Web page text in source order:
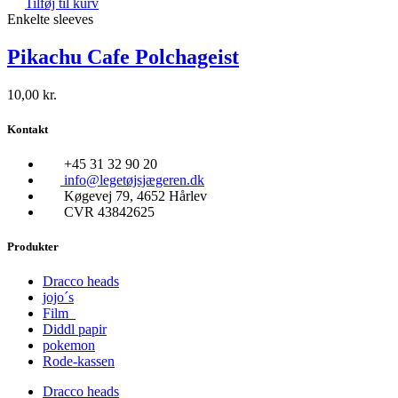
Enkelte sleeves
Pikachu Cafe Polchageist
10,00 kr.
Kontakt
+45 31 32 90 20
info@legetøjsjægeren.dk
Køgevej 79, 4652 Hårlev
CVR 43842625
Produkter
Dracco heads
jojo´s
Film
Diddl papir
pokemon
Rode-kassen
Dracco heads